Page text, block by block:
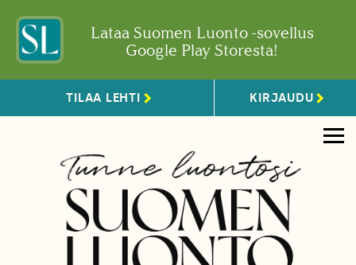
Lataa Suomen Luonto -sovellus
Google Play Storesta!
TILAA LEHTI KIRJAUDU